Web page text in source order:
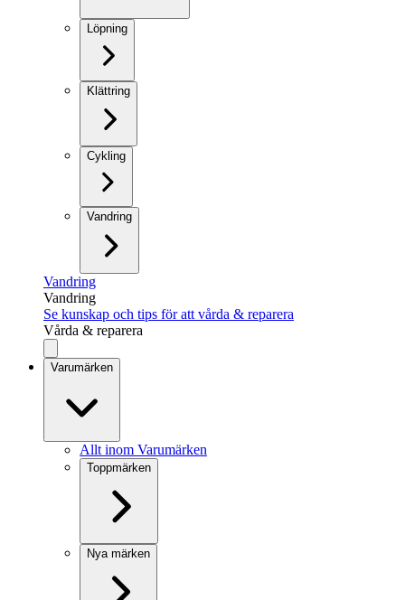
Löpning
Klättring
Cykling
Vandring
Vandring
Vandring
Se kunskap och tips för att vårda & reparera
Vårda & reparera
Varumärken
Allt inom Varumärken
Toppmärken
Nya märken